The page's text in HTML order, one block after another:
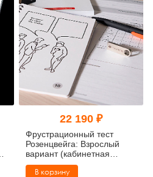
22 190 ₽
Фрустрационный тест
Розенцвейга: Взрослый
вариант (кабинетная
комплектация)
В корзину